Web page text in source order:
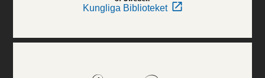
Kungliga Biblioteket